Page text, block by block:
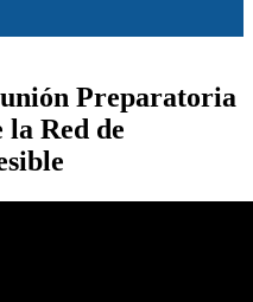
Preparatoria
la Red de